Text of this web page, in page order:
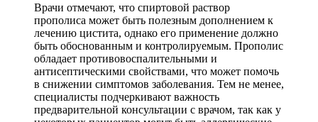
Врачи отмечают, что спиртовой раствор
прополиса может быть полезным дополнением к
лечению цистита, однако его применение должно
быть обоснованным и контролируемым. Прополис
обладает противовоспалительными и
антисептическими свойствами, что может помочь
в снижении симптомов заболевания. Тем не менее,
специалисты подчеркивают важность
предварительной консультации с врачом, так как у